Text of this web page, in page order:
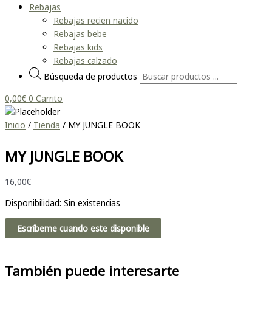
Rebajas
Rebajas recien nacido
Rebajas bebe
Rebajas kids
Rebajas calzado
Búsqueda de productos
0,00€ 0 Carrito
Inicio / Tienda / MY JUNGLE BOOK
MY JUNGLE BOOK
16,00€
Disponibilidad: Sin existencias
Escríbeme cuando este disponible
También puede interesarte